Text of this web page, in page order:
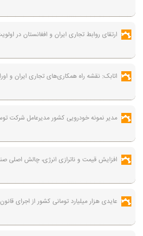
ارتقای روابط تجاری ایران و افغانستان در
اتابک: نقشه راه همکاری‌های تجاری ایران و
مدیر نمونه خودرویی کشور مدیرعامل شرکت
افزایش قیمت و ناترازی انرژی، چالش اصلی
عایدی هزار میلیارد تومانی کشور از اجرای